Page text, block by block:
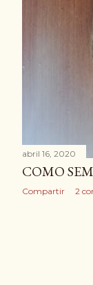
abril 16, 2020
COMO
Compartir 2